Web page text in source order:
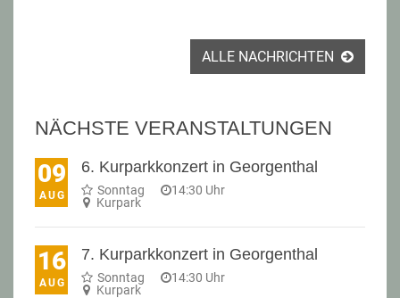
ALLE NACHRICHTEN
NÄCHSTE VERANSTALTUNGEN
09
AUG
6. Kurparkkonzert in Georgenthal
Sonntag
14:30 Uhr
Kurpark
16
AUG
7. Kurparkkonzert in Georgenthal
Sonntag
14:30 Uhr
Kurpark